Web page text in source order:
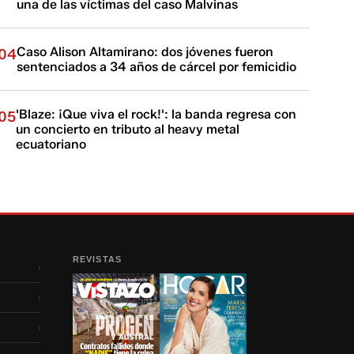
una de las víctimas del caso Malvinas
Caso Alison Altamirano: dos jóvenes fueron
sentenciados a 34 años de cárcel por femicidio
'Blaze: ¡Que viva el rock!': la banda regresa con
un concierto en tributo al heavy metal
ecuatoriano
›
›
›
REVISTAS